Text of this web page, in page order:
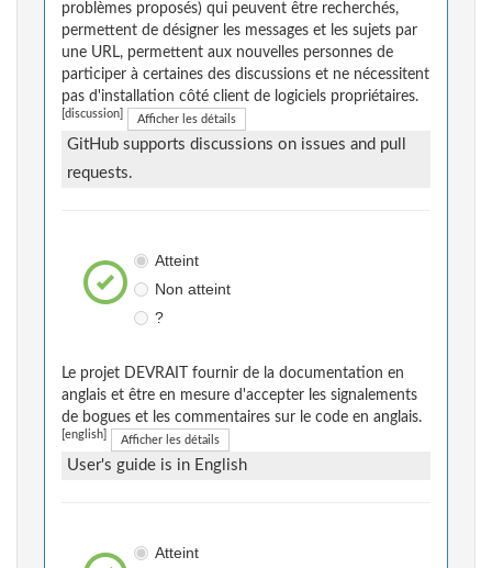
problèmes proposés) qui peuvent être recherchés,
permettent de désigner les messages et les sujets par
une URL, permettent aux nouvelles personnes de
participer à certaines des discussions et ne nécessitent
pas d'installation côté client de logiciels propriétaires.
[discussion] Afficher les détails
GitHub supports discussions on issues and pull
requests.
Atteint
Non atteint
?
Le projet DEVRAIT fournir de la documentation en
anglais et être en mesure d'accepter les signalements
de bogues et les commentaires sur le code en anglais.
[english] Afficher les détails
User's guide is in English
Atteint